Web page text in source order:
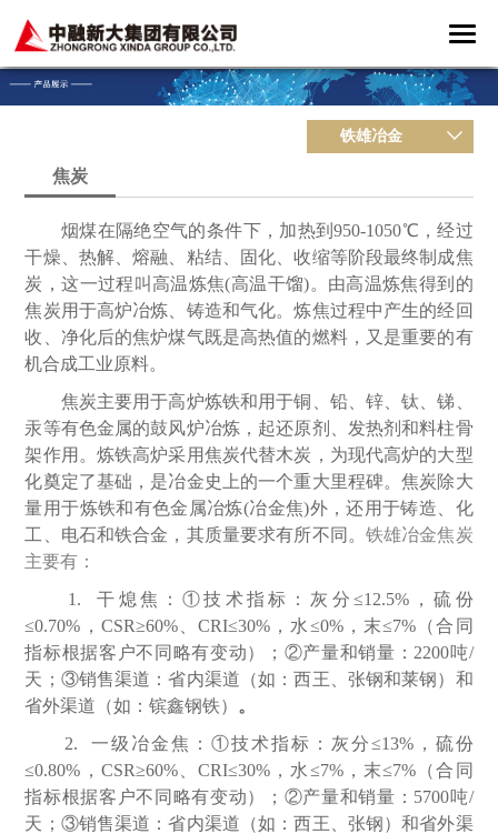
焦炭
铁雄冶金
烟煤在隔绝空气的条件下，加热到950-1050℃，经过
干燥、热解、熔融、粘结、固化、收缩等阶段最终制成焦
炭，这一过程叫高温炼焦(高温干馏)。由高温炼焦得到的
焦炭用于高炉冶炼、铸造和气化。炼焦过程中产生的经回
收、净化后的焦炉煤气既是高热值的燃料，又是重要的有
机合成工业原料。
焦炭主要用于高炉炼铁和用于铜、铅、锌、钛、锑、
汞等有色金属的鼓风炉冶炼，起还原剂、发热剂和料柱骨
架作用。炼铁高炉采用焦炭代替木炭，为现代高炉的大型
化奠定了基础，是冶金史上的一个重大里程碑。焦炭除大
量用于炼铁和有色金属冶炼(冶金焦)外，还用于铸造、化
工、电石和铁合金，其质量要求有所不同。 铁雄冶金焦炭
主要有：
1. 干熄焦：①技术指标：灰分≤12.5%，硫份
≤0.70%，CSR≥60%、CRI≤30%，水≤0%，末≤7%（合同
指标根据客户不同略有变动）；②产量和销量：2200吨/
天；③销售渠道：省内渠道（如：西王、张钢和莱钢）和
省外渠道（如：镔鑫钢铁） 。
2. 一级冶金焦：①技术指标：灰分≤13%，硫份
≤0.80%，CSR≥60%、CRI≤30%，水≤7%，末≤7%（合同
指标根据客户不同略有变动）；②产量和销量：5700吨/
天；③销售渠道：省内渠道（如：西王、张钢）和省外渠